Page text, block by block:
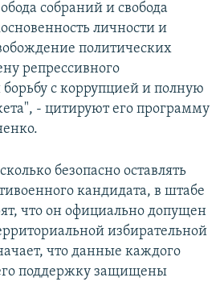
собраний и свобода
личности и
политических
репрессивного
борьбу с коррупцией и полную
- цитируют его программу
безопасно оставлять
кандидата, в штабе
что он официально допущен
избирательной
что данные каждого
поддержку защищены